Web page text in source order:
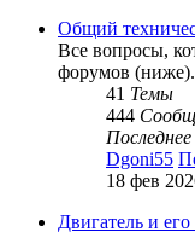
Общий
Все вопросы,
форумов (ниже).
41 Темы
444
Dgoni55
18 фев
Двигатель и